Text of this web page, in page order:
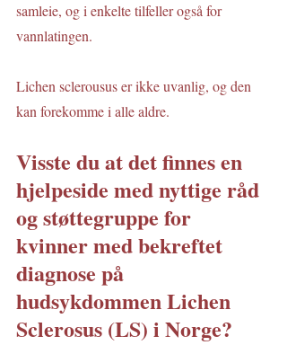
samleie, og i enkelte tilfeller også for
vannlatingen.
Lichen sclerousus er ikke uvanlig, og den
kan forekomme i alle aldre.
Visste du at det finnes en
hjelpeside med nyttige råd
og støttegruppe for
kvinner med bekreftet
diagnose på
hudsykdommen Lichen
Sclerosus (LS) i Norge?